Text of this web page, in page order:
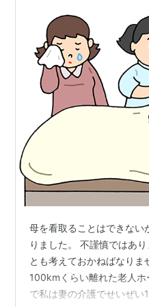
母を看取ることはできな
りました。 不謹慎ではあ
とも考えておかねばなりま
100kmくらい離れた老人
で私は妻の介護でせいぜい